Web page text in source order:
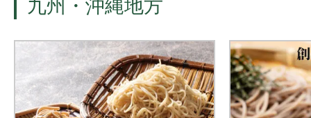
九州・沖縄地方